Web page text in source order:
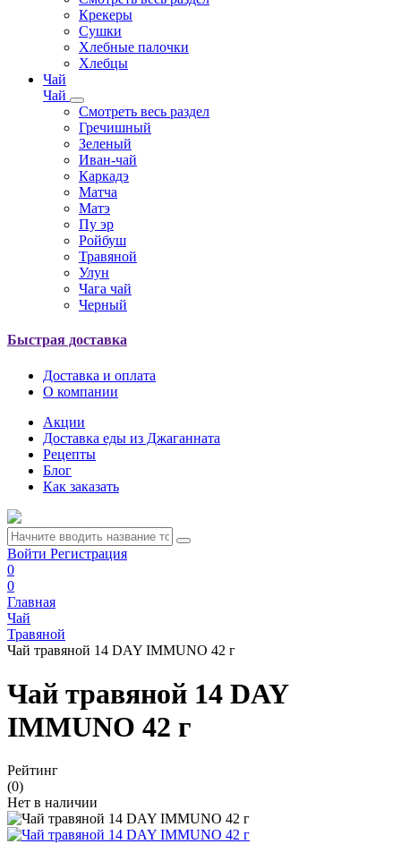
Крекеры
Сушки
Хлебные палочки
Хлебцы
Чай
Чай
Смотреть весь раздел
Гречишный
Зеленый
Иван-чай
Каркадэ
Матча
Матэ
Пу эр
Ройбуш
Травяной
Улун
Чага чай
Черный
Быстрая доставка
Доставка и оплата
О компании
Акции
Доставка еды из Джаганната
Рецепты
Блог
Как заказать
Войти Регистрация
0
0
Главная
Чай
Травяной
Чай травяной 14 DAY IMMUNO 42 г
Чай травяной 14 DAY
IMMUNO 42 г
Рейтинг
(0)
Нет в наличии